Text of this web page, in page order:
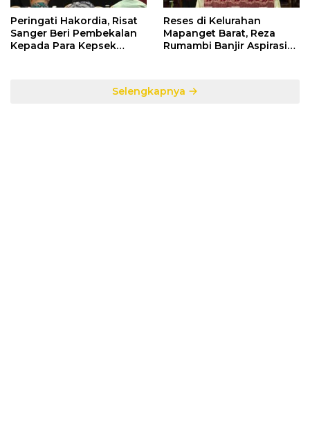
Peringati Hakordia, Risat
Sanger Beri Pembekalan
Kepada Para Kepsek
Reses di Kelurahan
Mapanget Barat, Reza
Rumambi Banjir Aspirasi
Selengkapnya